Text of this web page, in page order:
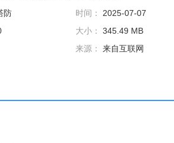
防 时间： 2025-07-07
大小：
345.49 MB
来源： 来自互联网